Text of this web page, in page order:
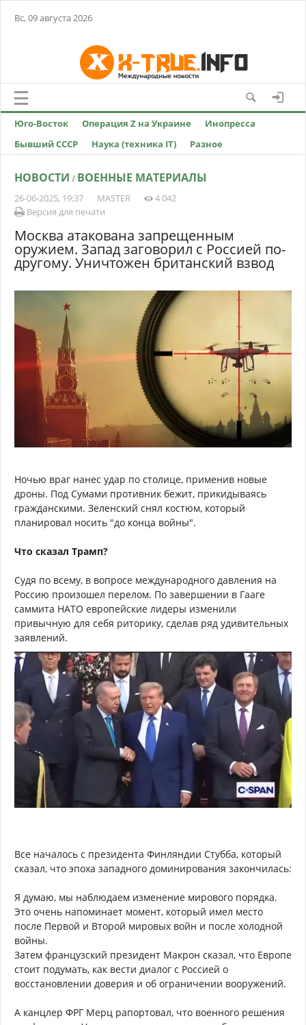
Вс, 09 августа 2026
Юго-Восток Операция Z на Украине
Инопресса
Бывший СССР
Наука (техника IT) Разное
НОВОСТИ / ВОЕННЫЕ МАТЕРИАЛЫ
26-06-2025, 19:37 MASTER
4 042
Версия для печати
Москва атакована запрещенным
оружием. Запад заговорил с Россией по-
другому. Уничтожен британский взвод
Ночью враг нанес удар по столице, применив новые
дроны. Под Сумами противник бежит, прикидываясь
гражданскими. Зеленский снял костюм, который
планировал носить "до конца войны".
Что сказал Трамп?
Судя по всему, в вопросе международного давления на
Россию произошел перелом. По завершении в Гааге
саммита НАТО европейские лидеры изменили
привычную для себя риторику, сделав ряд удивительных
заявлений.
Все началось с президента Финляндии Стубба, который
сказал, что эпоха западного доминирования закончилась:
Я думаю, мы наблюдаем изменение мирового порядка.
Это очень напоминает момент, который имел место
после Первой и Второй мировых войн и после холодной
войны.
Затем французский президент Макрон сказал, что Европе
стоит подумать, как вести диалог с Россией о
восстановлении доверия и об ограничении вооружений.
А канцлер ФРГ Мерц рапортовал, что военного решения